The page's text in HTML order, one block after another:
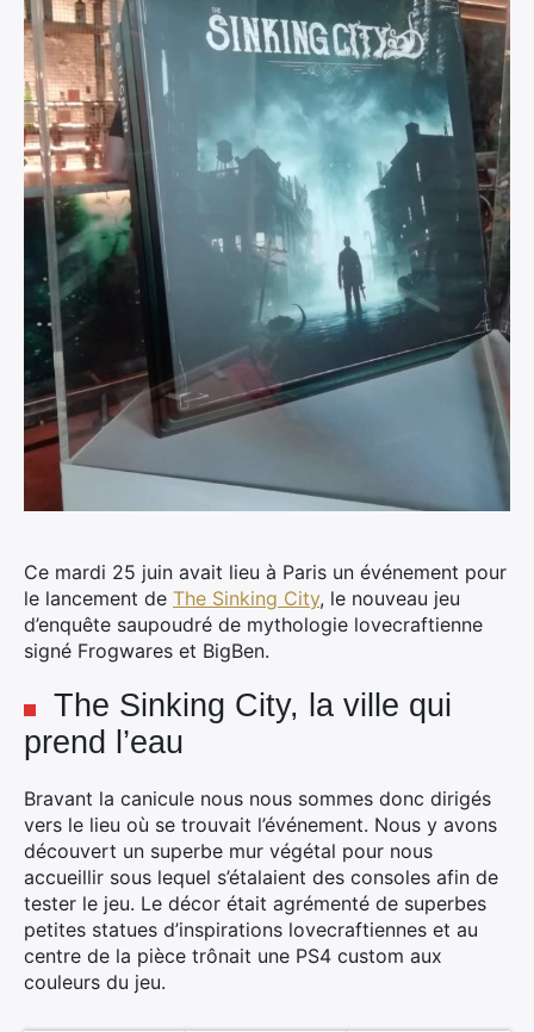
Ce mardi 25 juin avait lieu à Paris un événement pour
le lancement de The Sinking City, le nouveau jeu
d’enquête saupoudré de mythologie lovecraftienne
signé Frogwares et BigBen.
The Sinking City, la ville qui
prend l’eau
Bravant la canicule nous nous sommes donc dirigés
vers le lieu où se trouvait l’événement. Nous y avons
découvert un superbe mur végétal pour nous
accueillir sous lequel s’étalaient des consoles afin de
tester le jeu. Le décor était agrémenté de superbes
petites statues d’inspirations lovecraftiennes et au
centre de la pièce trônait une PS4 custom aux
couleurs du jeu.